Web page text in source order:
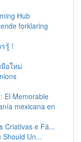
Hub
forklaring
รู้ !
อใหม่
El Memorable
mexicana en
Criativas e Fá...
Should Un...